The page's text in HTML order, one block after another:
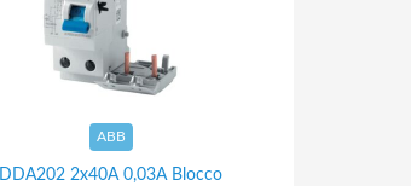
ABB
DDA202 2x40A 0,03A Blocco